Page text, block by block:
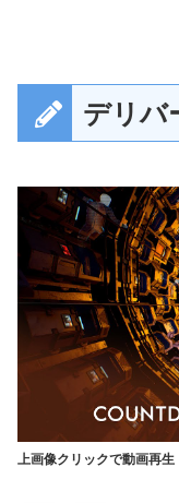
デリバ
上画像クリックで動画再生